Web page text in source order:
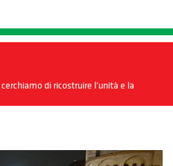
di ricostruire l’unità e la